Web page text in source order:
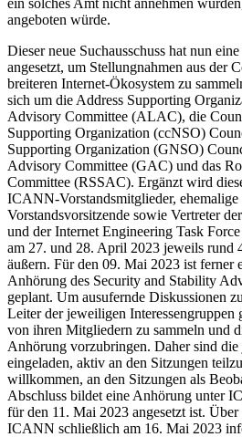
angeboten würde.
Dieser neue Suchausschuss hat nun
angesetzt, um Stellungnahmen aus der
breiteren Internet-Ökosystem zu
sich um die Address Supporting
Advisory Committee (ALAC), die
Supporting Organization (ccNSO)
Supporting Organization (GNSO)
Advisory Committee (GAC) und das
Committee (RSSAC). Ergänzt wird
ICANN-Vorstandsmitglieder,
Vorstandsvorsitzende sowie Vertreter
und der Internet Engineering Task
am 27. und 28. April 2023 jeweils rund
äußern. Für den 09. Mai 2023 ist ferner
Anhörung des Security and Stability
geplant. Um ausufernde Diskussionen
Leiter der jeweiligen Interessengruppen
von ihren Mitgliedern zu sammeln und
Anhörung vorzubringen. Daher sind
eingeladen, aktiv an den Sitzungen
willkommen, an den Sitzungen als
Abschluss bildet eine Anhörung unter
für den 11. Mai 2023 angesetzt ist.
ICANN schließlich am 16. Mai 2023